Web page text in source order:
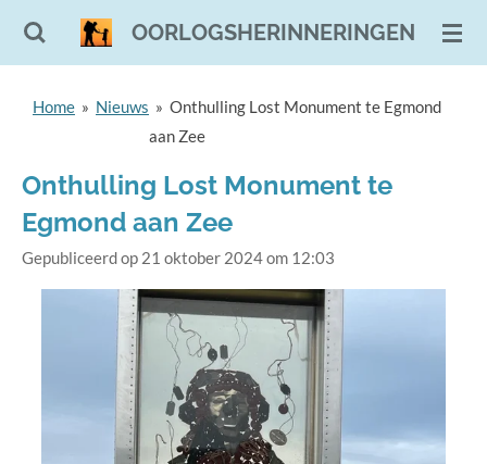
Ga
OORLOGSHERINNERINGEN
Home » Nieuws » Onthulling Lost Monument te Egmond
aan Zee
Onthulling Lost Monument te
Egmond aan Zee
Gepubliceerd op 21 oktober 2024 om 12:03